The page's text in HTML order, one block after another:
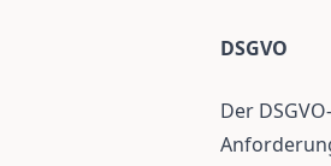
DSGVO
Der